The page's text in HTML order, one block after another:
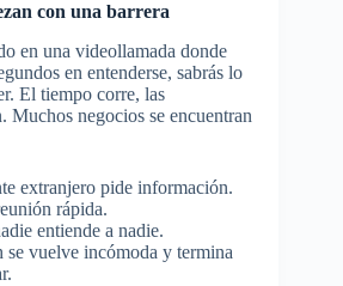
con una barrera
en una videollamada donde
en entenderse, sabrás lo
El tiempo corre, las
Muchos negocios se encuentran
extranjero pide información.
rápida.
entiende a nadie.
se vuelve incómoda y termina